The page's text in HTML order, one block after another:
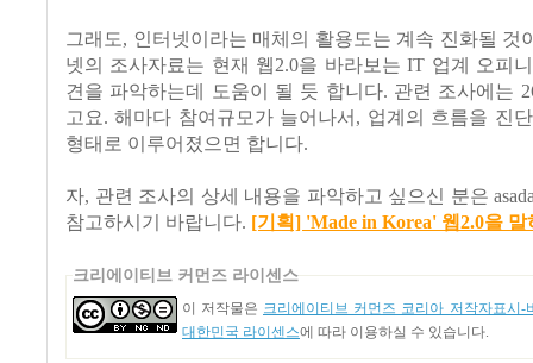
그래도, 인터넷이라는 매체의 활용도는 계속 진화될 것
넷의 조사자료는 현재 웹2.0을 바라보는 IT 업계 오피
견을 파악하는데 도움이 될 듯 합니다. 관련 조사에는
고요. 해마다 참여규모가 늘어나서, 업계의 흐름을 진
형태로 이루어졌으면 합니다.
자, 관련 조사의 상세 내용을 파악하고 싶으신 분은
참고하시기 바랍니다. [기획] 'Made in Korea' 웹2.0을 말
크리에이티브 커먼즈 라이센스
이 저작물은 크리에이티브 커먼즈 코리아 저작자표시-
대한민국 라이센스에 따라 이용하실 수 있습니다.